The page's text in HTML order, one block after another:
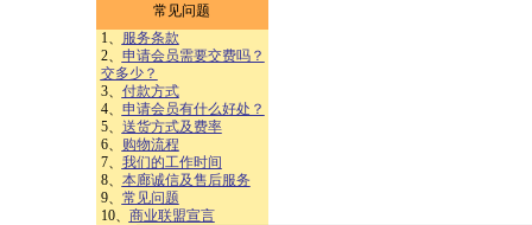
常见问题
1、
服务条款
2、 申请会员需要交费吗？
交多少？
3、 付款方式
4、 申请会员有什么好处？
5、 送货方式及费率
6、
购物流程
7、 我们的工作时间
8、 本廊诚信及售后服务
9、 常见问题
10、 商业联盟宣言